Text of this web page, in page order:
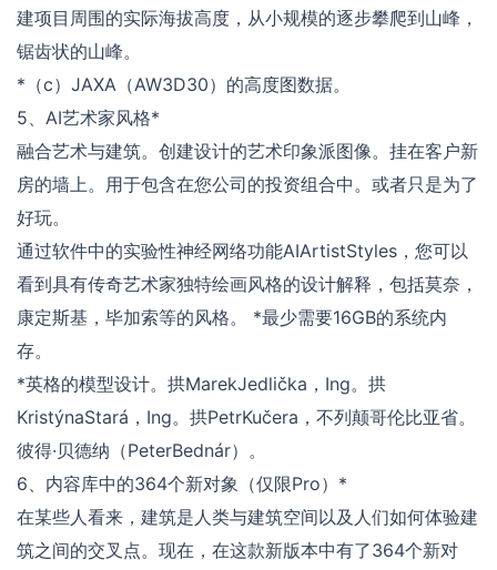
建项目周围的实际海拔高度，从小规模的逐步攀爬到山峰，
锯齿状的山峰。
*（c）JAXA（AW3D30）的高度图数据。
5、AI艺术家风格*
融合艺术与建筑。创建设计的艺术印象派图像。挂在客户新
房的墙上。用于包含在您公司的投资组合中。或者只是为了
好玩。
通过软件中的实验性神经网络功能AIArtistStyles，您可以
看到具有传奇艺术家独特绘画风格的设计解释，包括莫奈，
康定斯基，毕加索等的风格。 *最少需要16GB的系统内
存。
*英格的模型设计。拱MarekJedlička，Ing。拱
KristýnaStará，Ing。拱PetrKučera，不列颠哥伦比亚省。
彼得·贝德纳（PeterBednár）。
6、内容库中的364个新对象（仅限Pro）*
在某些人看来，建筑是人类与建筑空间以及人们如何体验建
筑之间的交叉点。现在，在这款新版本中有了364个新对